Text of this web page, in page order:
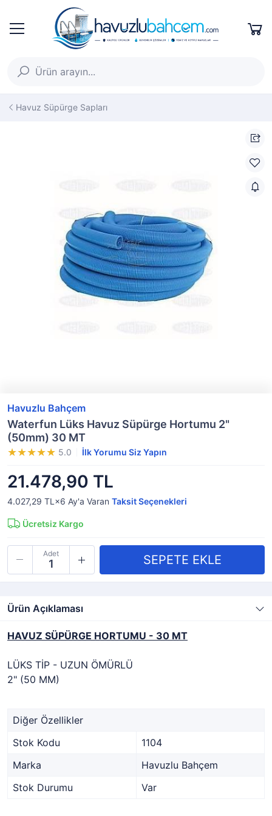
Havuz Süpürge Sapları
Havuzlu Bahçem
Waterfun Lüks Havuz Süpürge Hortumu 2"
(50mm) 30 MT
5.0 İlk Yorumu Siz Yapın
21.478,90 TL
4.027,29 TL×6 Ay'a Varan Taksit Seçenekleri
Ücretsiz Kargo
Adet
Ürün Açıklaması
HAVUZ SÜPÜRGE HORTUMU - 30 MT
LÜKS TİP - UZUN ÖMÜRLÜ
2" (50 MM)
Diğer Özellikler
Stok Kodu
1104
Marka
Havuzlu Bahçem
Stok Durumu
Var